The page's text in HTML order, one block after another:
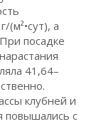
(м²•сут), а
посадке
41,64–
клубней и
повышались с